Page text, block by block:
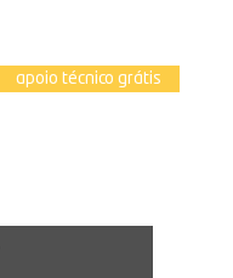
apoio técnico grátis